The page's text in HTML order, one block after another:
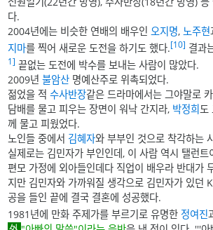
다.
2004년에는 비슷한 연배의 배우인오지명,노주현
지마를 찍어 새로운 도전을 하기도 했다.[10] 결과
1] 끝없는 도전에 박수를 보내는 사람이 많았다.
2009년불암산 명예산주로 위촉되었다.
젊었을 적수사반장같은 드라마에서는 그야말로
담배를 물고 피우는 장면이 워낙 간지라, 박정희 도
께 물고 피웠었다.
노인들 중에서 김혜자와 부부인 것으로 착각하는
실제로는 김민자가 부인인데, 이 사람 역시 탤런
편모 가정에 외아들인데다 직업이 배우라 반대가
지만 김민자와 가까워질 생각으로 김민자가 있던
공을 들인 끝에 결국 결혼에 성공했다.
1981년에 만화 주제가를 부르기로 유명한 정여진